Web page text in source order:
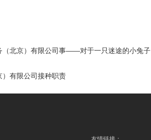
（北京）有限公司事——对于一只迷途的小兔子
有限公司接种职责